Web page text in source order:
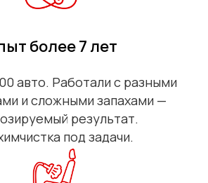
более 7 лет
авто. Работали с разными
и сложными запахами —
результат.
под задачи.